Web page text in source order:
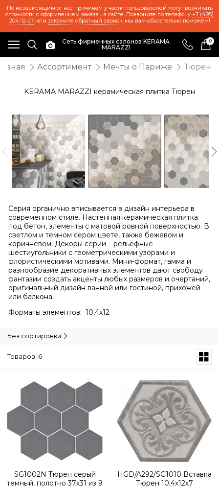
По независящим от нас причинам у части пользователей могут возникать
сложности с оформлением заказа на сайте. Позвоните по телефону +7 (495)
204-12-27или закажите обратный звонок, мы вам обязательно поможем!
Сеть фирменных салонов KERAMA
MARAZZI
0
Ассортимент Мечты о Париже Тюрен
KERAMA MARAZZI керамическая плитка Тюрен
Серия органично вписывается в дизайн интерьера в
современном стиле. Настенная керамическая плитка
под бетон, элементы с матовой ровной поверхностью. В
светлом и темном сером цвете, также бежевом и
коричневом. Декоры серии – рельефные
шестиугольники с геометрическими узорами и
флористическими мотивами. Мини-формат, гамма и
разнообразие декоративных элементов дают свободу
фантазии создать акценты любых размеров и очертаний,
оригинальный дизайн ванной или гостиной, прихожей
или балкона.
Форматы элементов: 10,4х12
Без сортировки
Товаров: 6
SG1002N Тюрен серый
темный, полотно 37х31 из 9
HGD/A292/SG1010 Вставка
Тюрен 10,4х12х7